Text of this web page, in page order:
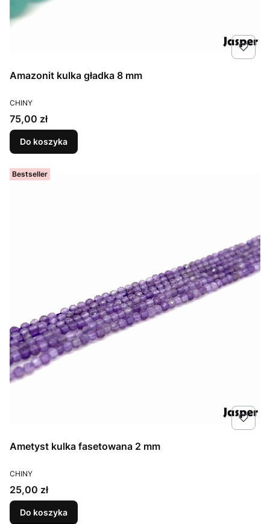
Amazonit kulka gładka 8 mm
PRODUCENT
CHINY
Cena
75,00 zł
Do koszyka
Bestseller
Ametyst kulka fasetowana 2 mm
PRODUCENT
CHINY
Cena
25,00 zł
Do koszyka